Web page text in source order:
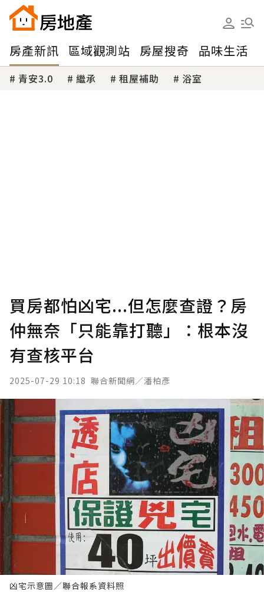
房產新訊 區域觀測站 房屋搜奇 品味生活
青安3.0 繼承 租屋補助 浴室
買房都怕凶宅...但怎麼查證？房
仲無奈「只能靠打聽」：根本沒
有查核平台
2025-07-29 10:18 聯合新聞網／潘柏彥
凶宅示意圖／聯合報系資料照